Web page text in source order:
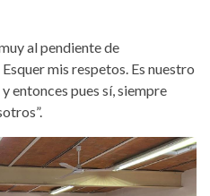
al pendiente de
mis respetos. Es nuestro
entonces pues sí, siempre